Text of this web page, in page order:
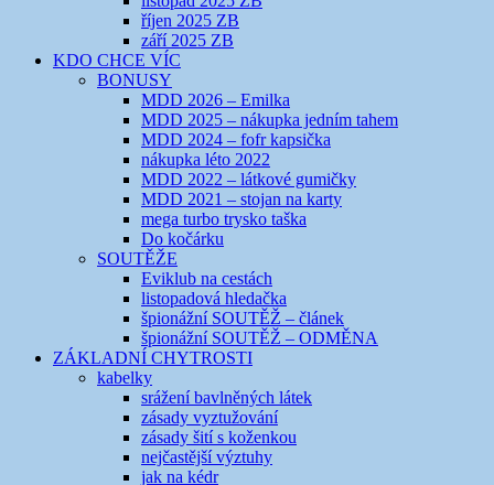
říjen 2025 ZB
září 2025 ZB
KDO CHCE VÍC
BONUSY
MDD 2026 – Emilka
MDD 2025 – nákupka jedním tahem
MDD 2024 – fofr kapsička
nákupka léto 2022
MDD 2022 – látkové gumičky
MDD 2021 – stojan na karty
mega turbo trysko taška
Do kočárku
SOUTĚŽE
Eviklub na cestách
listopadová hledačka
špionážní SOUTĚŽ – článek
špionážní SOUTĚŽ – ODMĚNA
ZÁKLADNÍ CHYTROSTI
kabelky
srážení bavlněných látek
zásady vyztužování
zásady šití s koženkou
nejčastější výztuhy
jak na kédr